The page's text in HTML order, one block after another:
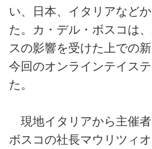
い、日本、イタリアなど
た。カ・デル・ボスコは
スの影響を受けた上での
今回のオンラインテイス
た。
現地イタリアから主催者
ボスコの社長マウリツィ